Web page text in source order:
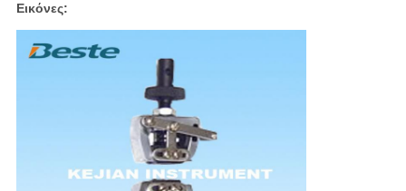
Εικόνες: